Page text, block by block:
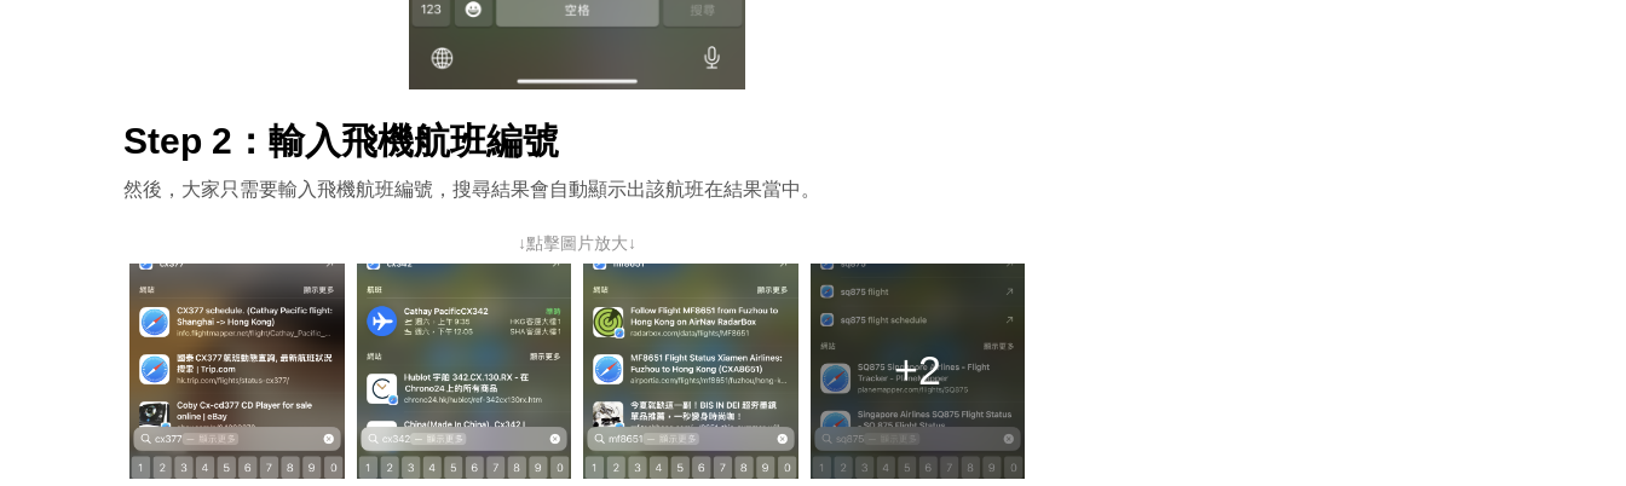
Step 2：輸入飛機航班編號
然後，大家只需要輸入飛機航班編號，搜尋結果會自動顯示出該航班在結果當中。
↓點擊圖片放大↓
+2